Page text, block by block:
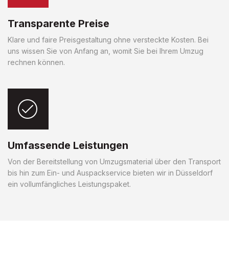
Transparente Preise
Klare und faire Preisgestaltung ohne versteckte Kosten. Bei
uns wissen Sie von Anfang an, womit Sie bei Ihrem Umzug
rechnen können.
Umfassende Leistungen
Von der Bereitstellung von Umzugsmaterial über den Transport
bis hin zum Ein- und Auspackservice bieten wir in Düsseldorf
ein vollumfängliches Leistungspaket.